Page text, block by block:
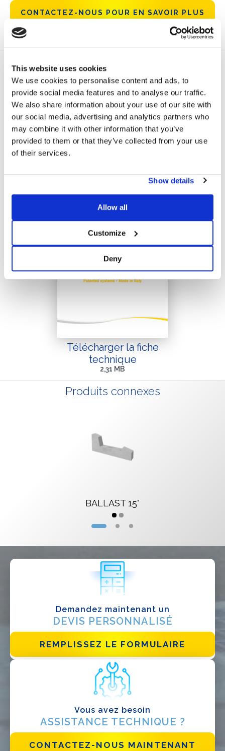
This website uses cookies
We use cookies to personalise content and ads, to
provide social media features and to analyse our traffic.
We also share information about your use of our site with
our social media, advertising and analytics partners who
may combine it with other information that you’ve
provided to them or that they’ve collected from your use
of their services.
Show details
Allow all
Customize
Deny
CONTACTEZ-NOUS POUR EN SAVOIR PLUS
DESCRIPTION ET
MONTAGE VIDÉO
Télécharger la fiche
technique
2,31 MB
Le système de fixation Sun Ballast 30.1 est réalisé en béton
vibrant et renforcé et permet une inclinaison de 30 °. Le
matériau avec lequel est réalisé le ballast a une classe
d’exposition XC4 ainsi qu’une classe de résistance de C32/40.
Il remplit soit la fonction de support que de ballast aux
panneaux photovoltaïques et ne doit pas être fixé sur la
couverture mais seulement appuyée. Lors de l’installation, une
et le couvercle.
Produits connexes
BALLAST 15°
Demandez maintenant un
DEVIS PERSONNALISÉ
REMPLISSEZ LE FORMULAIRE
Vous avez besoin
ASSISTANCE TECHNIQUE ?
CONTACTEZ-NOUS MAINTENANT
Installateur
Distributeur
Autre
politique de confidentialité*